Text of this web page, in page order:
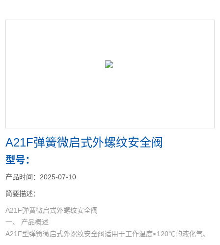
A21F弹簧微启式外螺纹安全阀
型号：
产品时间：2025-07-10
简要描述：
A21F弹簧微启式外螺纹安全阀
一、 产品概述
A21F型弹簧微启式外螺纹安全阀适用于工作温度≤120℃的液化气、